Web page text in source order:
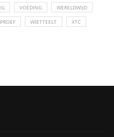
VOEDING WERELDWIJD
WIETTEELT XTC